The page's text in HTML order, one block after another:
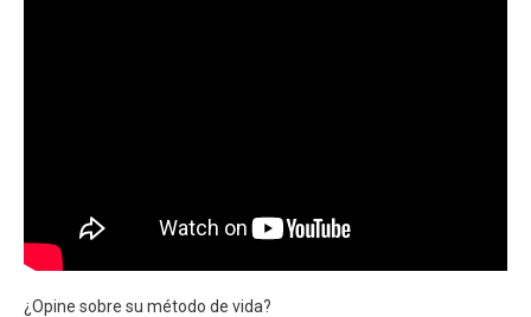
¿Opine sobre su método de vida?